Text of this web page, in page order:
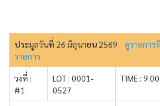
ประมูลวันที่ 26 มิถุนายน 2569 ดูรายกา
รายการ
วงที่ :
#1
LOT : 0001-
0527
TIME : 9.00